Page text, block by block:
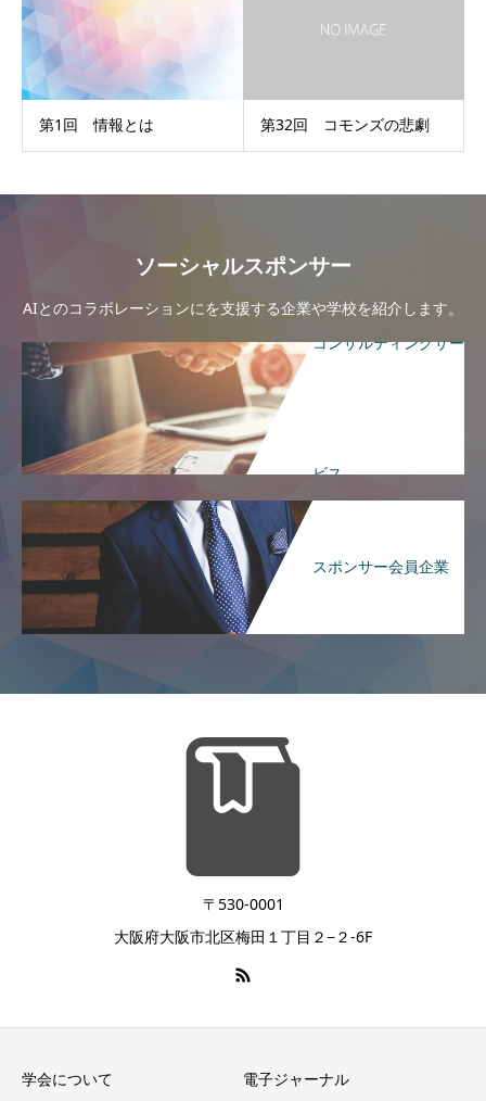
第1回 情報とは 第32回 コモンズの悲劇
ソーシャルスポンサー
AIとのコラボレーションにを支援する企業や学校を紹介します。
コンサルティングサー
ビス
スポンサー会員企業
〒530-0001
大阪府大阪市北区梅田１丁目２−２-6F
学会について 電子ジャーナル